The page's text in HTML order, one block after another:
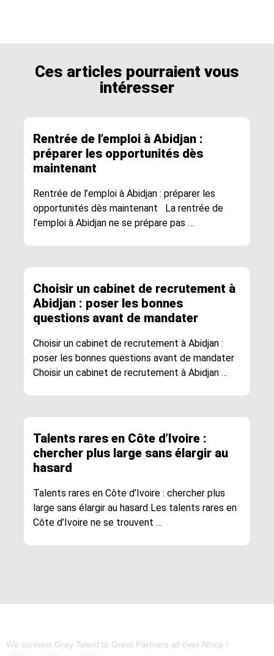
Ces articles pourraient vous
intéresser
Rentrée de l’emploi à Abidjan :
préparer les opportunités dès
maintenant
Rentrée de l’emploi à Abidjan : préparer les
opportunités dès maintenant La rentrée de
l’emploi à Abidjan ne se prépare pas …
Choisir un cabinet de recrutement à
Abidjan : poser les bonnes
questions avant de mandater
Choisir un cabinet de recrutement à Abidjan :
poser les bonnes questions avant de mandater
Choisir un cabinet de recrutement à Abidjan …
Talents rares en Côte d’Ivoire :
chercher plus large sans élargir au
hasard
Talents rares en Côte d’Ivoire : chercher plus
large sans élargir au hasard Les talents rares en
Côte d’Ivoire ne se trouvent …
We connect Grey Talent to Great Partners all over Africa !